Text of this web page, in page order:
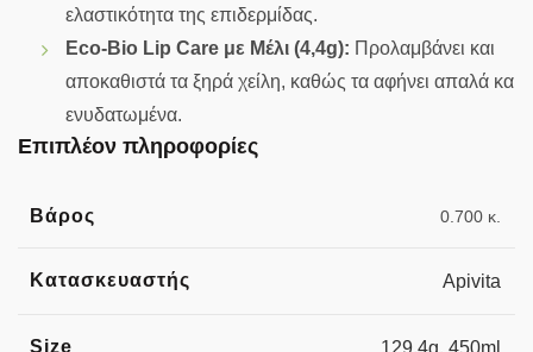
ελαστικότητα της επιδερμίδας.
Eco-Bio Lip Care με Μέλι (4,4g): Προλαμβάνει και
αποκαθιστά τα ξηρά χείλη, καθώς τα αφήνει απαλά κα
ενυδατωμένα.
Επιπλέον πληροφορίες
Βάρος 0.700 κ.
Κατασκευαστής Apivita
Size 129,4g, 450ml